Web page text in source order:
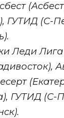
ГУТИД (С-
Леди Лига
ГУТИД (С-